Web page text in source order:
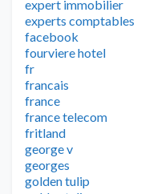
expert immobilier
experts comptables
facebook
fourviere hotel
fr
francais
france
france telecom
fritland
george v
georges
golden tulip